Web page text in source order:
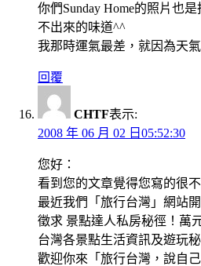
你們Sunday Home的照片也
不出來的味道^^
我那時運氣最差，就因為天
回覆
CHTF表示:
2008 年 06 月 02 日05:52:30
您好：
看到您的文章覺得您寫的很
最近我們「旅行台灣」網站
徵求 景點達人私房秘徑！萬
台灣各景點生活資訊及遊玩秘
歡迎你來「旅行台灣，說自